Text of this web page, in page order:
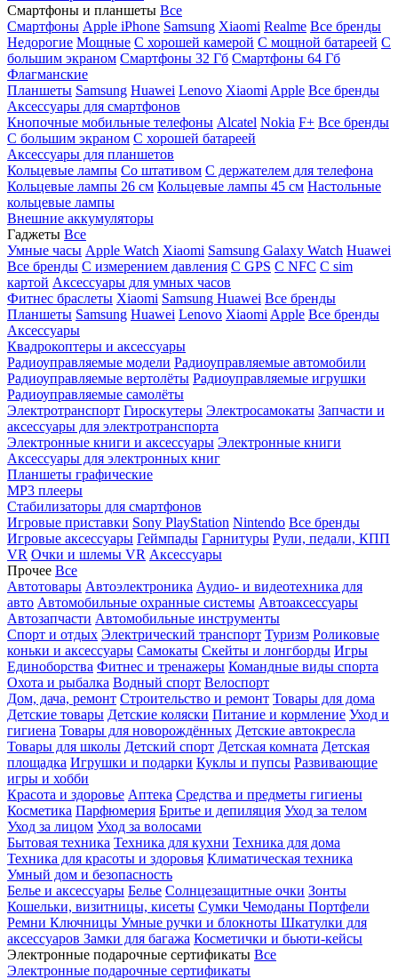
Смартфоны и планшеты Все
Смартфоны Apple iPhone Samsung Xiaomi Realme Все бренды
Недорогие Мощные С хорошей камерой С мощной батареей С
большим экраном Смартфоны 32 Гб Смартфоны 64 Гб
Флагманские
Планшеты Samsung Huawei Lenovo Xiaomi Apple Все бренды
Аксессуары для смартфонов
Кнопочные мобильные телефоны Alcatel Nokia F+ Все бренды
С большим экраном С хорошей батареей
Аксессуары для планшетов
Кольцевые лампы Со штативом C держателем для телефона
Кольцевые лампы 26 см Кольцевые лампы 45 см Настольные
кольцевые лампы
Внешние аккумуляторы
Гаджеты Все
Умные часы Apple Watch Xiaomi Samsung Galaxy Watch Huawei
Все бренды C измерением давления C GPS C NFC C sim
картой Аксессуары для умных часов
Фитнес браслеты Xiaomi Samsung Huawei Все бренды
Планшеты Samsung Huawei Lenovo Xiaomi Apple Все бренды
Аксессуары
Квадрокоптеры и аксессуары
Радиоуправляемые модели Радиоуправляемые автомобили
Радиоуправляемые вертолёты Радиоуправляемые игрушки
Радиоуправляемые самолёты
Электротранспорт Гироскутеры Электросамокаты Запчасти и
аксессуары для электротранспорта
Электронные книги и аксессуары Электронные книги
Аксессуары для электронных книг
Планшеты графические
MP3 плееры
Стабилизаторы для смартфонов
Игровые приставки Sony PlayStation Nintendo Все бренды
Игровые аксессуары Геймпады Гарнитуры Рули, педали, КПП
VR Очки и шлемы VR Аксессуары
Прочее Все
Автотовары Автоэлектроника Аудио- и видеотехника для
авто Автомобильные охранные системы Автоаксессуары
Автозапчасти Автомобильные инструменты
Спорт и отдых Электрический транспорт Туризм Роликовые
коньки и аксессуары Самокаты Скейты и лонгборды Игры
Единоборства Фитнес и тренажеры Командные виды спорта
Охота и рыбалка Водный спорт Велоспорт
Дом, дача, ремонт Строительство и ремонт Товары для дома
Детские товары Детские коляски Питание и кормление Уход и
гигиена Товары для новорождённых Детские автокресла
Товары для школы Детский спорт Детская комната Детская
площадка Игрушки и подарки Куклы и пупсы Развивающие
игры и хобби
Красота и здоровье Аптека Средства и предметы гигиены
Косметика Парфюмерия Бритье и депиляция Уход за телом
Уход за лицом Уход за волосами
Бытовая техника Техника для кухни Техника для дома
Техника для красоты и здоровья Климатическая техника
Умный дом и безопасность
Белье и аксессуары Белье Солнцезащитные очки Зонты
Кошельки, визитницы, кисеты Сумки Чемоданы Портфели
Ремни Ключницы Умные ручки и блокноты Шкатулки для
аксессуаров Замки для багажа Косметички и бьюти-кейсы
Электронные подарочные сертификаты Все
Электронные подарочные сертификаты